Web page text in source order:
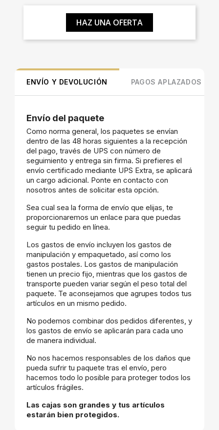
HAZ UNA OFERTA
ENVÍO Y DEVOLUCIÓN PAGOS APLAZADOS
Envío del paquete
Como norma general, los paquetes se envían
dentro de las 48 horas siguientes a la recepción
del pago, través de UPS con número de
seguimiento y entrega sin firma. Si prefieres el
envío certificado mediante UPS Extra, se aplicará
un cargo adicional. Ponte en contacto con
nosotros antes de solicitar esta opción.
Sea cual sea la forma de envío que elijas, te
proporcionaremos un enlace para que puedas
seguir tu pedido en línea.
Los gastos de envío incluyen los gastos de
manipulación y empaquetado, así como los
gastos postales. Los gastos de manipulación
tienen un precio fijo, mientras que los gastos de
transporte pueden variar según el peso total del
paquete. Te aconsejamos que agrupes todos tus
artículos en un mismo pedido.
No podemos combinar dos pedidos diferentes, y
los gastos de envío se aplicarán para cada uno
de manera individual.
No nos hacemos responsables de los daños que
pueda sufrir tu paquete tras el envío, pero
hacemos todo lo posible para proteger todos los
artículos frágiles.
Las cajas son grandes y tus artículos
estarán bien protegidos.